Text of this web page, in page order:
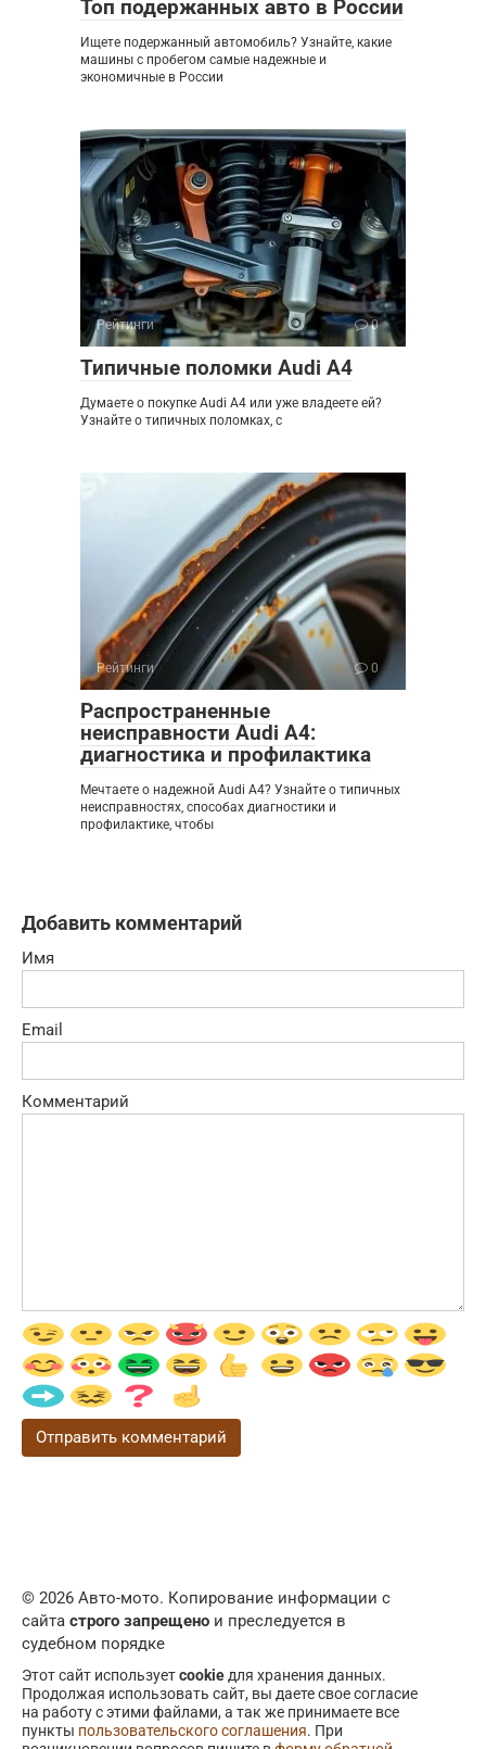
Топ подержанных авто в России
Ищете подержанный автомобиль? Узнайте, какие
машины с пробегом самые надежные и
экономичные в России
Рейтинги 0
Типичные поломки Audi A4
Думаете о покупке Audi A4 или уже владеете ей?
Узнайте о типичных поломках, с
Рейтинги 0
Распространенные
неисправности Audi A4:
диагностика и профилактика
Мечтаете о надежной Audi A4? Узнайте о типичных
неисправностях, способах диагностики и
профилактике, чтобы
Добавить комментарий
Имя
Email
Комментарий
© 2026 Авто-мото. Копирование информации с
сайта строго запрещено и преследуется в
судебном порядке
Этот сайт используетcookieдля хранения данных.
Продолжая использовать сайт, вы даете свое согласие
на работу с этими файлами, а так же принимаете все
пункты пользовательского соглашения. При